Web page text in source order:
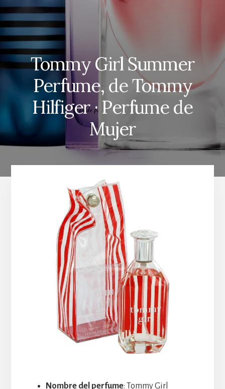
Tommy Girl Summer
Perfume, de Tommy
Hilfiger · Perfume de
Mujer
Nombre del perfume: Tommy Girl